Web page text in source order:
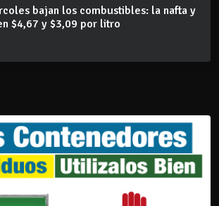
bajan los combustibles: la nafta y
$4,67 y $3,09 por litro